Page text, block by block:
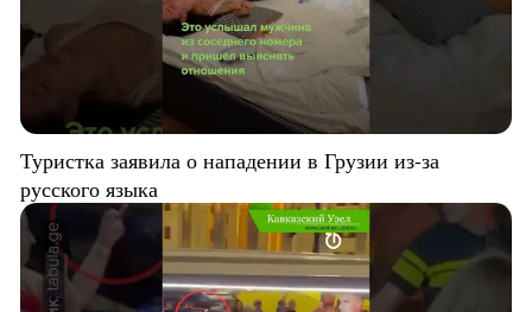
Туристка заявила о нападении в Грузии из-за
русского языка